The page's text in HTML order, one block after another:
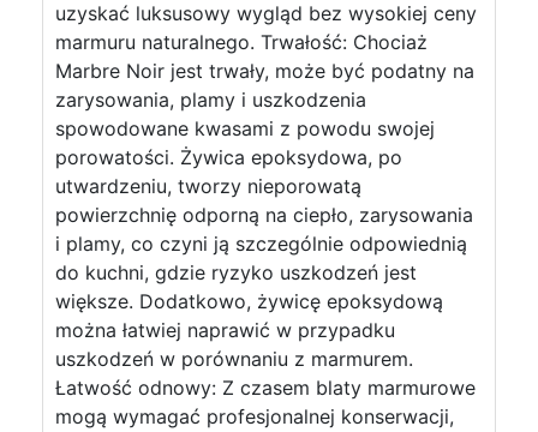
uzyskać luksusowy wygląd bez wysokiej ceny
marmuru naturalnego. Trwałość: Chociaż
Marbre Noir jest trwały, może być podatny na
zarysowania, plamy i uszkodzenia
spowodowane kwasami z powodu swojej
porowatości. Żywica epoksydowa, po
utwardzeniu, tworzy nieporowatą
powierzchnię odporną na ciepło, zarysowania
i plamy, co czyni ją szczególnie odpowiednią
do kuchni, gdzie ryzyko uszkodzeń jest
większe. Dodatkowo, żywicę epoksydową
można łatwiej naprawić w przypadku
uszkodzeń w porównaniu z marmurem.
Łatwość odnowy: Z czasem blaty marmurowe
mogą wymagać profesjonalnej konserwacji,